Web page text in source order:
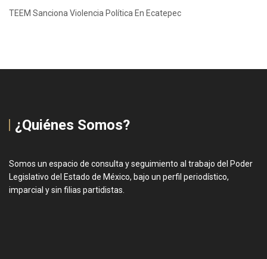
TEEM Sanciona Violencia Política En Ecatepec
¿Quiénes Somos?
Somos un espacio de consulta y seguimiento al trabajo del Poder
Legislativo del Estado de México, bajo un perfil periodístico,
imparcial y sin filias partidistas.